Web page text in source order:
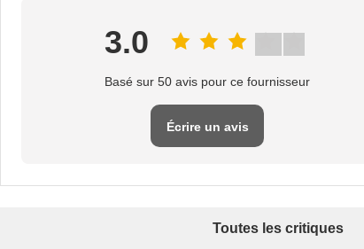
3.0
Basé sur 50 avis pour ce fournisseur
Écrire un avis
Toutes les critiques